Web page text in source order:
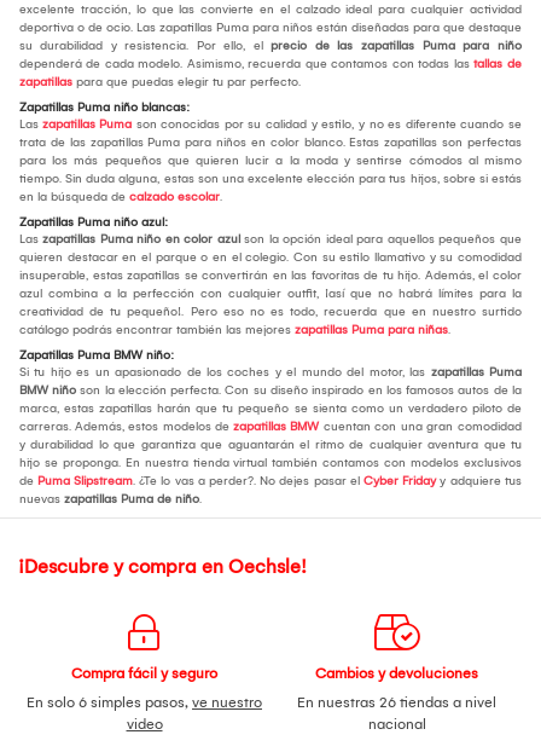
excelente tracción, lo que las convierte en el calzado ideal para cualquier actividad
deportiva o de ocio. Las zapatillas Puma para niños están diseñadas para que destaque
su durabilidad y resistencia. Por ello, el precio de las zapatillas Puma para niño
dependerá de cada modelo. Asimismo, recuerda que contamos con todas las tallas de
zapatillas para que puedas elegir tu par perfecto.
Zapatillas Puma niño blancas:
Las zapatillas Puma son conocidas por su calidad y estilo, y no es diferente cuando se
trata de las zapatillas Puma para niños en color blanco. Estas zapatillas son perfectas
para los más pequeños que quieren lucir a la moda y sentirse cómodos al mismo
tiempo. Sin duda alguna, estas son una excelente elección para tus hijos, sobre si estás
en la búsqueda de calzado escolar.
Zapatillas Puma niño azul:
Las zapatillas Puma niño en color azul son la opción ideal para aquellos pequeños que
quieren destacar en el parque o en el colegio. Con su estilo llamativo y su comodidad
insuperable, estas zapatillas se convertirán en las favoritas de tu hijo. Además, el color
azul combina a la perfección con cualquier outfit, ¡así que no habrá límites para la
creatividad de tu pequeño!. Pero eso no es todo, recuerda que en nuestro surtido
catálogo podrás encontrar también las mejores zapatillas Puma para niñas.
Zapatillas Puma BMW niño:
Si tu hijo es un apasionado de los coches y el mundo del motor, las zapatillas Puma
BMW niño son la elección perfecta. Con su diseño inspirado en los famosos autos de la
marca, estas zapatillas harán que tu pequeño se sienta como un verdadero piloto de
carreras. Además, estos modelos de zapatillas BMWcuentan con una gran comodidad
y durabilidad lo que garantiza que aguantarán el ritmo de cualquier aventura que tu
hijo se proponga. En nuestra tienda virtual también contamos con modelos exclusivos
de Puma Slipstream. ¿Te lo vas a perder?. No dejes pasar el Cyber Fridayy adquiere tus
nuevas zapatillas Puma de niño.
¡Descubre y compra en Oechsle!
Compra fácil y seguro
En solo 6 simples pasos, ve nuestro
video
Cambios y devoluciones
En nuestras 26 tiendas a nivel
nacional